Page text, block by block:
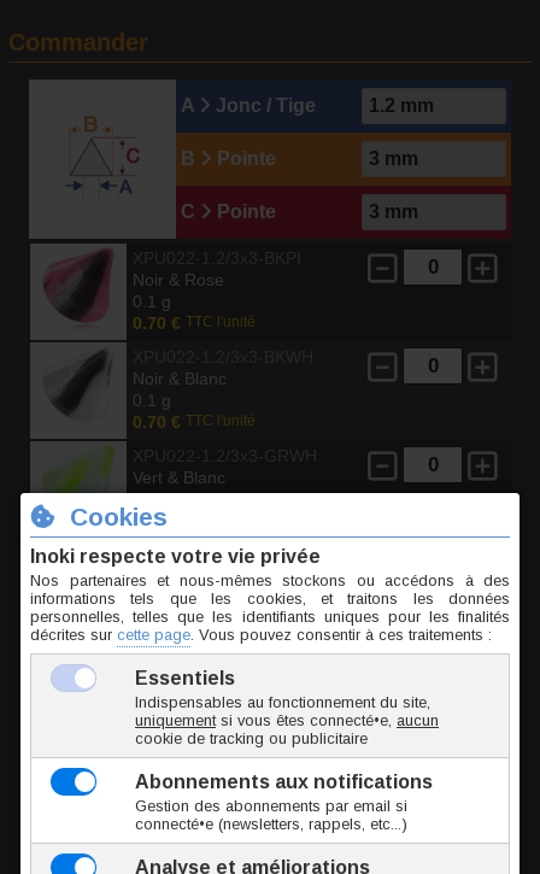
Commander
A Jonc / Tige
B Pointe
C Pointe
Noir & Rose
0.1 g
0.70 € TTC l'unité
Noir & Blanc
0.1 g
0.70 € TTC l'unité
Vert & Blanc
0.1 g
0.70 €
XPU022-1.2/3x3-PIWH
Rose & Blanc
0.1 g
0.70 € TTC l'unité
XPU022-1.2/3x3-PUWH
Violet & Blanc
0.1 g
0.70 € TTC l'unité
XPU022-1.2/3x3-REBL
Bleu & Rouge
0.1 g
0.70 € TTC l'unité
XPU022-1.2/3x3-REWH